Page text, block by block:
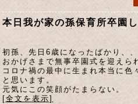
本日我が家の孫保育所卒園し
初孫、先日6歳になったばかり、、
おかげさまで無事卒園式を迎えら
コロナ禍の最中に生まれ本当に色
と思います。
元気にこの笑顔がたまらない。
[全文を表示]